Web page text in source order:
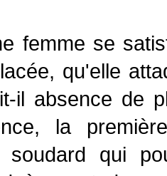
femme se
qu'elle
il absence de
la
qui